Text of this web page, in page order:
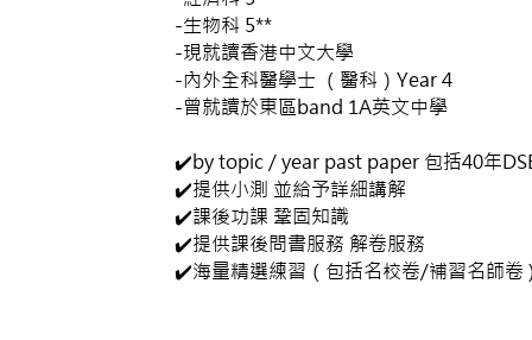
-生物科 5**
-現就讀香港中文大學
-內外全科醫學士 （醫科）Year 4
-曾就讀於東區band 1A英文中學
✔️by topic / year past paper 包括40年
✔️提供小測 並給予詳細講解
✔️課後功課 鞏固知識
✔️提供課後問書服務 解卷服務
✔️海量精選練習（包括名校卷/補習名師卷